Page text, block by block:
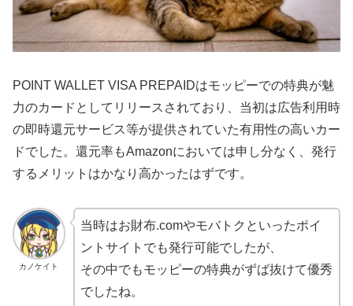
POINT WALLET VISA PREPAIDはモッピーでの特典が魅
力のカードとしてリリースされており、当初は広告利用時
の即時還元サービス等が提供されていた有用性の高いカー
ドでした。還元率もAmazonにおいては申し分なく、発行
するメリットはかなり高かったはずです。
カノケイト
当時はお財布.comやモバトクといったポイ
ントサイトでも発行可能でしたが、
その中でもモッピーの特典がずば抜けて優秀
でしたね。